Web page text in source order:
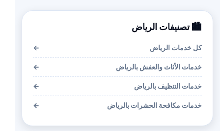
🏙️ تصنيفات الرياض
كل خدمات الرياض ←
خدمات الأثاث والعفش بالرياض ←
خدمات التنظيف بالرياض ←
خدمات مكافحة الحشرات بالرياض ←